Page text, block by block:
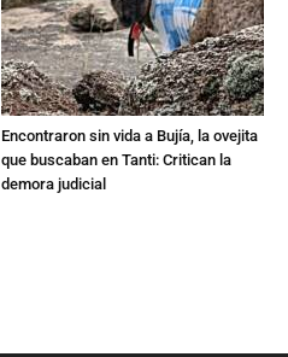
Encontraron sin vida a Bujía, la ovejita
que buscaban en Tanti: Critican la
demora judicial